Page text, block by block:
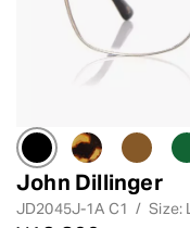
John Dillinger
JD2045J-1A C1 / Size: L